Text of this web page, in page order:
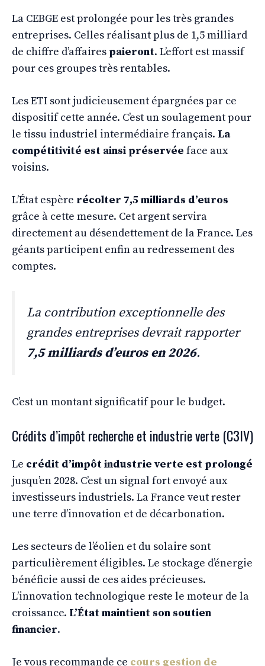
La CEBGE est prolongée pour les très grandes
entreprises. Celles réalisant plus de 1,5 milliard
de chiffre d’affaires paieront. L’effort est massif
pour ces groupes très rentables.
Les ETI sont judicieusement épargnées par ce
dispositif cette année. C’est un soulagement pour
le tissu industriel intermédiaire français. La
compétitivité est ainsi préservée face aux
voisins.
L’État espère récolter 7,5 milliards d’euros
grâce à cette mesure. Cet argent servira
directement au désendettement de la France. Les
géants participent enfin au redressement des
comptes.
La contribution exceptionnelle des
grandes entreprises devrait rapporter
7,5 milliards d’euros en 2026.
C’est un montant significatif pour le budget.
Crédits d’impôt recherche et industrie verte (C3IV)
Le crédit d’impôt industrie verte est prolongé
jusqu’en 2028. C’est un signal fort envoyé aux
investisseurs industriels. La France veut rester
une terre d’innovation et de décarbonation.
Les secteurs de l’éolien et du solaire sont
particulièrement éligibles. Le stockage d’énergie
bénéficie aussi de ces aides précieuses.
L’innovation technologique reste le moteur de la
croissance. L’État maintient son soutien
financier.
Je vous recommande ce cours gestion de